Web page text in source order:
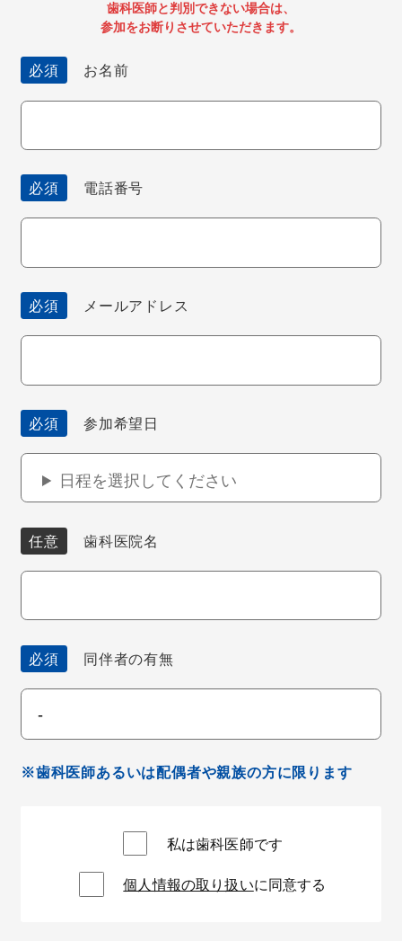
歯科医師と判別できない場合は、
参加をお断りさせていただきます。
必須 お名前
必須 電話番号
必須 メールアドレス
必須 参加希望日
日程を選択してください
任意 歯科医院名
必須 同伴者の有無
※歯科医師あるいは配偶者や親族の方に限ります
私は歯科医師です
個人情報の取り扱いに同意する